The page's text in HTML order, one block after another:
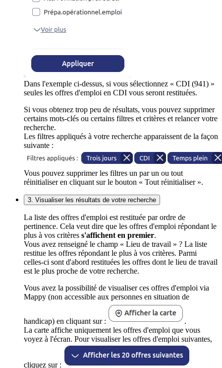
Dans l'exemple ci-dessus, si vous sélectionnez « CDI (941) »
seules les offres d'emploi en CDI vous seront restituées.
Si vous obtenez trop peu de résultats, vous pouvez supprimer
certains mots-clés ou certains filtres et critères et relancer votre
recherche.
Les filtres appliqués à votre recherche apparaissent de la façon
suivante :
Vous pouvez supprimer les filtres un par un ou tout
réinitialiser en cliquant sur le bouton « Tout réinitialiser ».
3. Visualiser les résultats de votre recherche
La liste des offres d'emploi est restituée par ordre de
pertinence. Cela veut dire que les offres d'emploi répondant le
plus à vos critères s'affichent en premier.
Vous avez renseigné le champ « Lieu de travail » ? La liste
restitue les offres répondant le plus à vos critères. Parmi
celles-ci sont d'abord restituées les offres dont le lieu de travail
est le plus proche de votre recherche.
Vous avez la possibilité de visualiser ces offres d'emploi via
Mappy (non accessible aux personnes en situation de
handicap) en cliquant sur :
.
La carte affiche uniquement les offres d'emploi que vous
voyez à l'écran. Pour visualiser les offres d'emploi suivantes,
cliquez sur :